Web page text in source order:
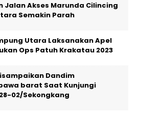
Jalan Akses Marunda Cilincing
Semakin Parah
Utara Laksanakan Apel
Ops Patuh Krakatau 2023
Dandim
barat Saat Kunjungi
02/Sekongkang